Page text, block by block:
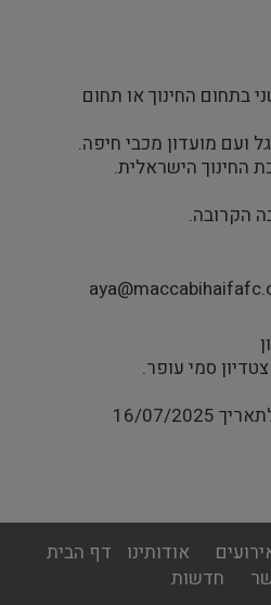
בתחום החינוך או תחום
ועם מועדון מכבי חיפה.
החינוך הישראלית.
הקרובה.
סמי עופר.
07/2025
footer
menu
דף הבית אודותינו
חדשות